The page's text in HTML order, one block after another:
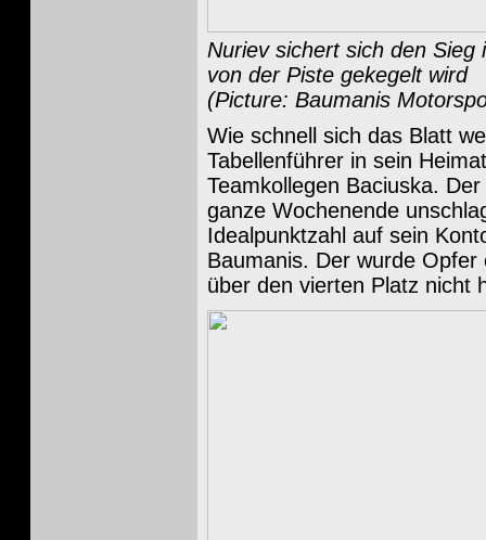
Nuriev sichert sich den Sieg
von der Piste gekegelt wird
(Picture: Baumanis
Wie schnell sich das Blatt
Tabellenführer in sein
Teamkollegen Baciuska.
ganze Wochenende
Idealpunktzahl auf sein
Baumanis. Der wurde
über den vierten Platz nicht